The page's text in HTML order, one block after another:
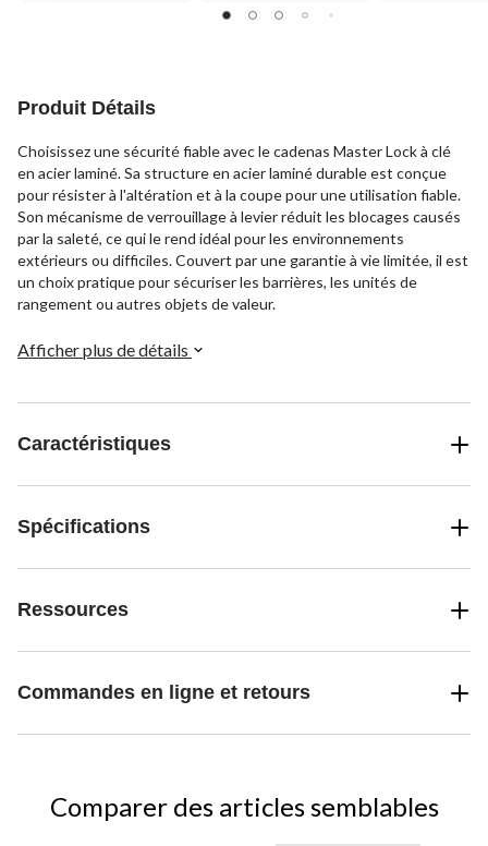
Produit Détails
Choisissez une sécurité fiable avec le cadenas Master Lock à clé
en acier laminé. Sa structure en acier laminé durable est conçue
pour résister à l'altération et à la coupe pour une utilisation fiable.
Son mécanisme de verrouillage à levier réduit les blocages causés
par la saleté, ce qui le rend idéal pour les environnements
extérieurs ou difficiles. Couvert par une garantie à vie limitée, il est
un choix pratique pour sécuriser les barrières, les unités de
rangement ou autres objets de valeur.
Afficher plus de détails
Caractéristiques
Spécifications
Ressources
Commandes en ligne et retours
Comparer des articles semblables